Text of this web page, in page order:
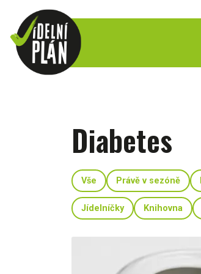
Diabetes
Vše Právě v sezóně
Jídelníčky Knihovna